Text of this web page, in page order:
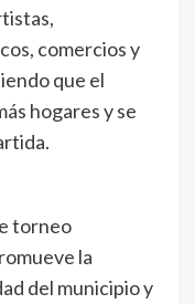
comercios y
que el
hogares y se
torneo
la
del municipio y